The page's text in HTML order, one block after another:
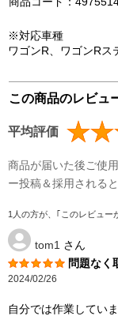
※対応車種
ワゴンR、ワゴンRス
この商品のレビュ
平均評価
商品が届いた後ご使用
ー投稿＆採用されると
1人の方が、｢このレビュー
tom1 さん
問題なく
2024/02/26
自分では作業してい